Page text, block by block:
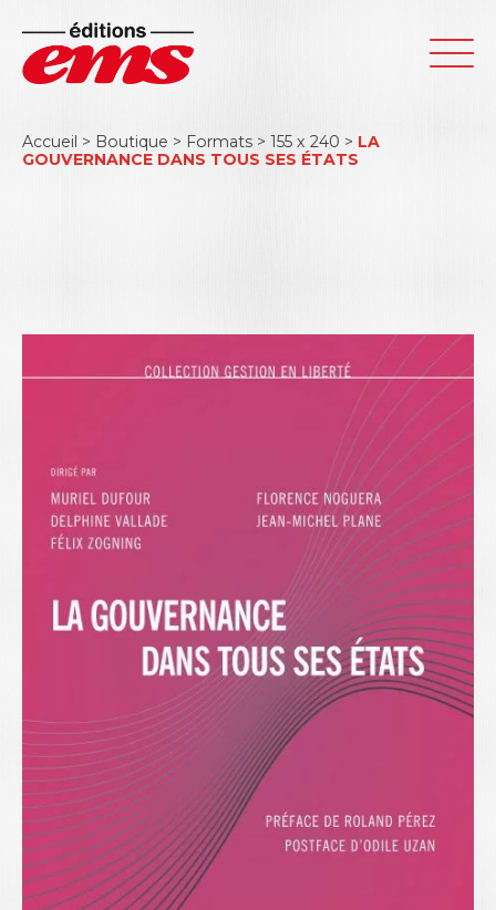
Accueil > Boutique > Formats > 155 x 240 > LA
GOUVERNANCE DANS TOUS SES ÉTATS